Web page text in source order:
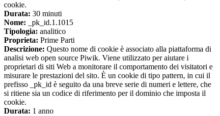
cookie.
Durata: 30 minuti
Nome: _pk_id.1.1015
Tipologia: analitico
Proprieta: Prime Parti
Descrizione: Questo nome di cookie è associato alla piattaforma di
analisi web open source Piwik. Viene utilizzato per aiutare i
proprietari di siti Web a monitorare il comportamento dei visitatori e
misurare le prestazioni del sito. È un cookie di tipo pattern, in cui il
prefisso _pk_id è seguito da una breve serie di numeri e lettere, che
si ritiene sia un codice di riferimento per il dominio che imposta il
cookie.
Durata: 1 anno